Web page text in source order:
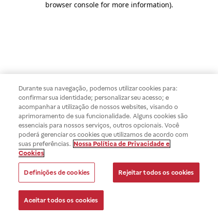
browser console for more information).
Durante sua navegação, podemos utilizar cookies para:
confirmar sua identidade; personalizar seu acesso; e
acompanhar a utilização de nossos websites, visando o
aprimoramento de sua funcionalidade. Alguns cookies são
essenciais para nossos serviços, outros opcionais. Você
poderá gerenciar os cookies que utilizamos de acordo com
suas preferências. Nossa Política de Privacidade e
Cookies
Definições de cookies Rejeitar todos os cookies
Aceitar todos os cookies